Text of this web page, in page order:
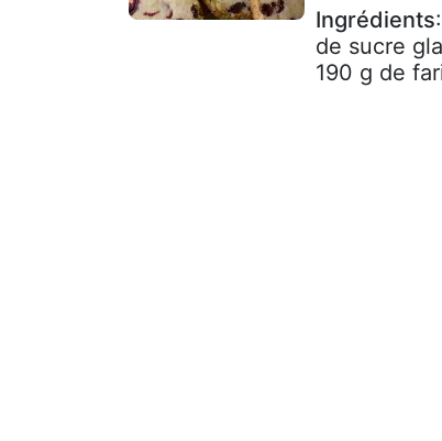
Ingrédients
de sucre
190 g de